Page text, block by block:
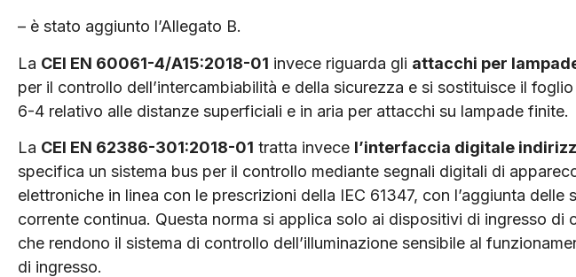
– è stato aggiunto l’Allegato B.
La CEI EN 60061-4/A15:2018-01 invece riguarda gli attacchi per
per il controllo dell’intercambiabilità e della sicurezza e si sostituisce il
6-4 relativo alle distanze superficiali e in aria per attacchi su lampade finite.
La CEI EN 62386-301:2018-01 tratta invece l’interfaccia digitale
specifica un sistema bus per il controllo mediante segnali digitali di
elettroniche in linea con le prescrizioni della IEC 61347, con l’aggiunta delle
corrente continua. Questa norma si applica solo ai dispositivi di ingresso di
che rendono il sistema di controllo dell’illuminazione sensibile al
di ingresso.